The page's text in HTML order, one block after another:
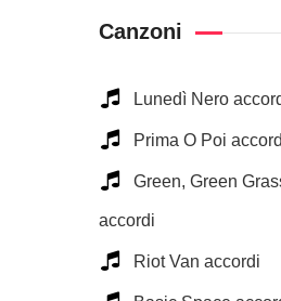
Canzoni
Lunedì Nero
Prima O Poi
Green, Green
accordi
Riot Van accordi